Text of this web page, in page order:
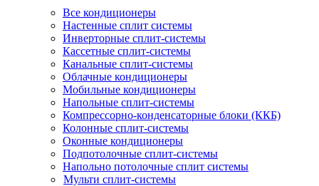
Все кондиционеры
Настенные сплит системы
Инверторные сплит-системы
Кассетные сплит-системы
Канальные сплит-системы
Облачные кондиционеры
Мобильные кондиционеры
Напольные сплит-системы
Компрессорно-конденсаторные блоки (ККБ)
Колонные сплит-системы
Оконные кондиционеры
Подпотолочные сплит-системы
Напольно потолочные сплит системы
Мульти сплит-системы